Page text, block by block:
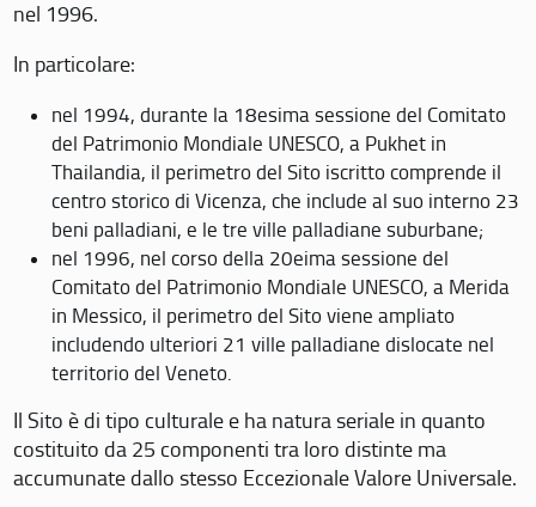
nel 1996.
In particolare:
nel 1994, durante la 18esima sessione del Comitato
del Patrimonio Mondiale UNESCO, a Pukhet in
Thailandia, il perimetro del Sito iscritto comprende il
centro storico di Vicenza, che include al suo interno 23
beni palladiani, e le tre ville palladiane suburbane;
nel 1996, nel corso della 20eima sessione del
Comitato del Patrimonio Mondiale UNESCO, a Merida
in Messico, il perimetro del Sito viene ampliato
includendo ulteriori 21 ville palladiane dislocate nel
territorio del Veneto.
Il Sito è di tipo culturale e ha natura seriale in quanto
costituito da 25 componenti tra loro distinte ma
accumunate dallo stesso Eccezionale Valore Universale.